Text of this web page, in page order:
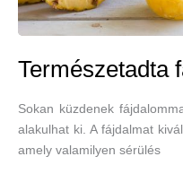
Természetadta
Sokan küzdenek
alakulhat ki. A fájdalmat
amely valamilyen sérülés